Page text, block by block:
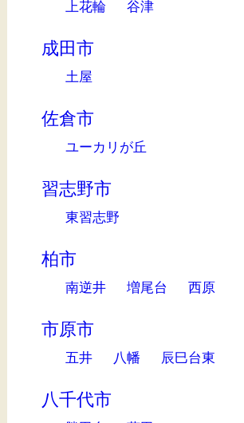
上花輪 谷津
成田市
土屋
佐倉市
ユーカリが丘
習志野市
東習志野
柏市
南逆井 増尾台 西原
市原市
五井 八幡 辰巳台東
八千代市